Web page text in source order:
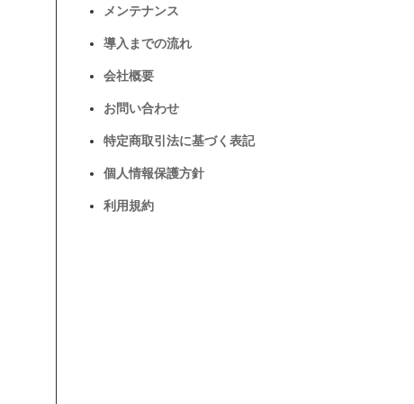
メンテナンス
導入までの流れ
会社概要
お問い合わせ
特定商取引法に基づく表記
個人情報保護方針
利用規約